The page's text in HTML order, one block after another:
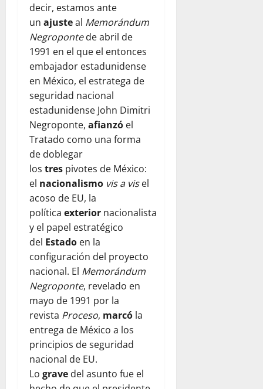
decir, estamos ante
un ajusteal Memorándum
Negropontede abril de
1991 en el que el entonces
embajador estadunidense
en México, el estratega de
seguridad nacional
estadunidense John Dimitri
Negroponte, afianzó el
Tratado como una forma
de doblegar
los tres pivotes de México:
el nacionalismo vis a visel
acoso de EU, la
política exterior nacionalista
y el papel estratégico
del Estado en la
configuración del proyecto
nacional. El Memorándum
Negroponte, revelado en
mayo de 1991 por la
revista Proceso, marcó la
entrega de México a los
principios de seguridad
nacional de EU.
Lo grave del asunto fue el